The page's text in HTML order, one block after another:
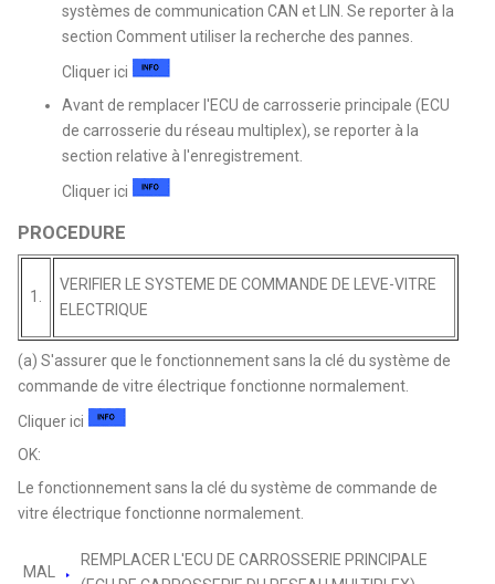
systèmes de communication CAN et LIN. Se reporter à la
section Comment utiliser la recherche des pannes.
Cliquer ici
Avant de remplacer l'ECU de carrosserie principale (ECU
de carrosserie du réseau multiplex), se reporter à la
section relative à l'enregistrement.
Cliquer ici
PROCEDURE
1.
VERIFIER LE SYSTEME DE COMMANDE DE LEVE-VITRE
ELECTRIQUE
(a) S'assurer que le fonctionnement sans la clé du système de
commande de vitre électrique fonctionne normalement.
Cliquer ici
OK:
Le fonctionnement sans la clé du système de commande de
vitre électrique fonctionne normalement.
MAL
REMPLACER L'ECU DE CARROSSERIE PRINCIPALE